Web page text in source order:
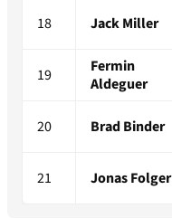
18 Jack Miller
19
Fermin
Aldeguer
20 Brad Binder
21 Jonas Folger